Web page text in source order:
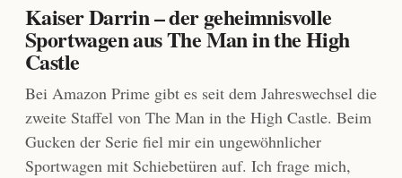
Kaiser Darrin – der geheimnisvolle
Sportwagen aus The Man in the High
Castle
Bei Amazon Prime gibt es seit dem Jahreswechsel die
zweite Staffel von The Man in the High Castle. Beim
Gucken der Serie fiel mir ein ungewöhnlicher
Sportwagen mit Schiebetüren auf. Ich frage mich,